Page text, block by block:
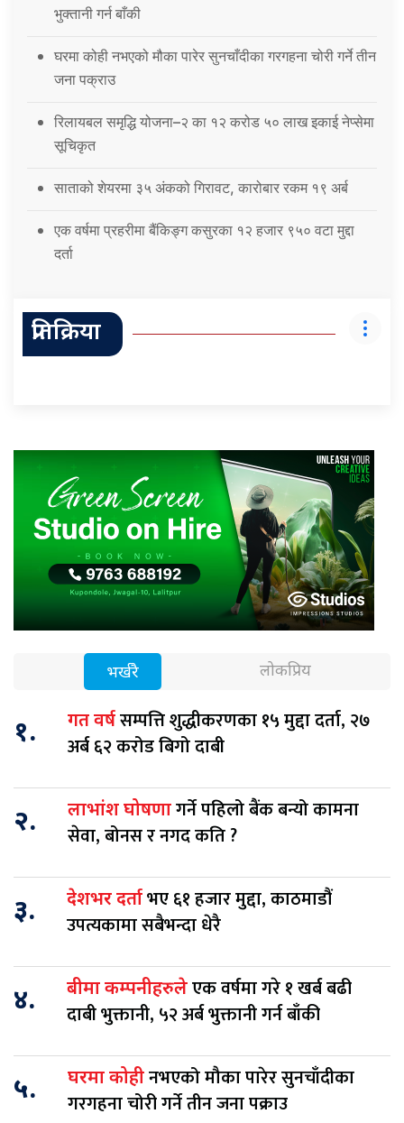
भुक्तानी गर्न बाँकी
घरमा कोही नभएको मौका पारेर सुनचाँदीका गरगहना चोरी गर्ने तीन
जना पक्राउ
रिलायबल समृद्धि योजना–२ का १२ करोड ५० लाख इकाई नेप्सेमा
सूचिकृत
साताको शेयरमा ३५ अंकको गिरावट, कारोबार रकम १९ अर्ब
एक वर्षमा प्रहरीमा बैंकिङ्ग कसुरका १२ हजार ९५० वटा मुद्दा
दर्ता
प्रतिक्रिया
भर्खरै लोकप्रिय
१. गत वर्षसम्पत्ति शुद्धीकरणका १५ मुद्दा दर्ता, २७
अर्ब ६२ करोड बिगो दाबी
२. लाभांश घोषणागर्ने पहिलो बैंक बन्यो कामना
सेवा, बोनस र नगद कति ?
३. देशभर दर्ताभए ६१ हजार मुद्दा, काठमाडौं
उपत्यकामा सबैभन्दा धेरै
४. बीमा कम्पनीहरुलेएक वर्षमा गरे १ खर्ब बढी
दाबी भुक्तानी, ५२ अर्ब भुक्तानी गर्न बाँकी
५. घरमा कोहीनभएको मौका पारेर सुनचाँदीका
गरगहना चोरी गर्ने तीन जना पक्राउ